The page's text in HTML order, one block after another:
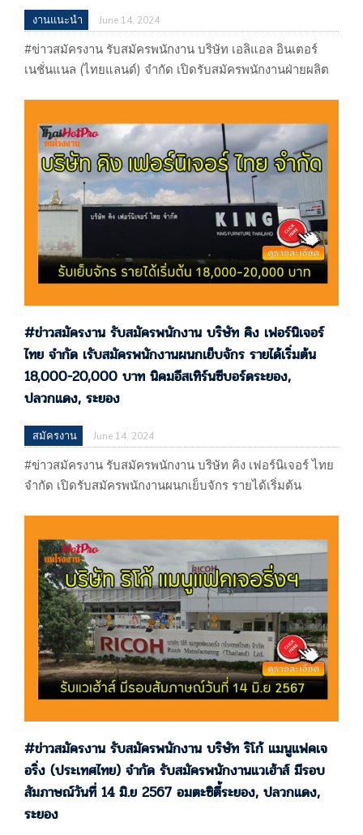
งานแนะนำ June 14, 2024
#ข่าวสมัครงาน รับสมัครพนักงาน บริษัท เอลิแอล อินเตอร์
เนชั่นแนล (ไทยแลนด์) จำกัด เปิดรับสมัครพนักงานฝ่ายผลิต
เนชั่นแนล (ไทยแลนด์) จำกัด เปิดรับสมัครพนักงานฝ่ายผลิต
มีรอบอบรมวันที่ 17 มิ.ย 2567 ปลวกแดง, ระยอง ประกาศ
14/06/67 บริษัท เอลิแอล…
#ข่าวสมัครงาน รับสมัครพนักงาน บริษัท คิง เฟอร์นิเจอร์
ไทย จำกัด เรับสมัครพนักงานผนกเย็บจักร รายได้เริ่มต้น
18,000-20,000 บาท นิคมอีสเทิร์นซีบอร์ดระยอง,
ปลวกแดง, ระยอง
สมัครงาน June 14, 2024
#ข่าวสมัครงาน รับสมัครพนักงาน บริษัท คิง เฟอร์นิเจอร์ ไทย
จำกัด เปิดรับสมัครพนักงานผนกเย็บจักร รายได้เริ่มต้น
เฟอร์นิเจอร์ ไทย จำกัด เปิดรับสมัครพนักงานผนกเย็บจักร
รายได้เริ่มต้น 18,000-20,000 บาท นิคมอีสเทิร์นซีบอร์ด
ระยอง, ปลวกแดง, ระยอง ประกาศ 14/06/67 บริษัท คิง…
#ข่าวสมัครงาน รับสมัครพนักงาน บริษัท ริโก้ แมนูแฟคเจ
อริ่ง (ประเทศไทย) จำกัด รับสมัครพนักงานแวเฮ้าส์ มีรอบ
สัมภาษณ์วันที่ 14 มิ.ย 2567 อมตะซิตี้ระยอง, ปลวกแดง,
ระยอง